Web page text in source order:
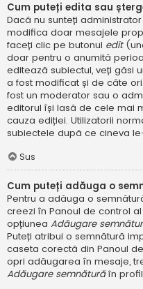
Cum puteți edita sau
Dacă nu sunteți
modifica doar mesajele
faceți clic pe butonul edit
doar pentru o anumită
editează subiectul, veți găsi
a fost modificat și de câte
fost un moderator sau o
editorul își lasă de cele mai
cauza ediției. Utilizatorii
subiectele după ce cineva
Sus
Cum puteți adăuga o
Pentru a adăuga o
creezi în Panoul de control
opțiunea Adăugare
Puteți atribui o semnătură
caseta corectă din Panoul
opri adăugarea în mesaje,
Adăugare semnăturăîn